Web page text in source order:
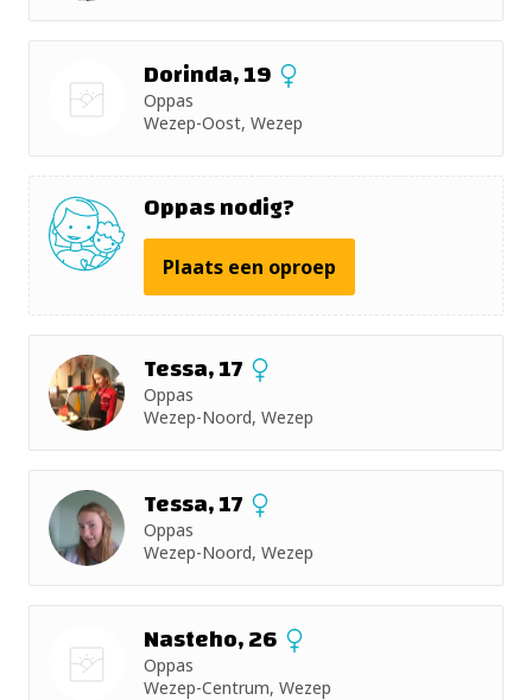
+ 50km
Dorinda, 19
Oppas
Wezep-Oost, Wezep
Oppas nodig?
Plaats een oproep
Tessa, 17
Oppas
Wezep-Noord, Wezep
Tessa, 17
Oppas
Wezep-Noord, Wezep
Nasteho, 26
Oppas
Wezep-Centrum, Wezep